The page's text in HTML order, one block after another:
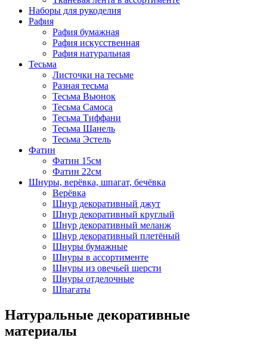
Наборы для рукоделия
Рафия
Рафия бумажная
Рафия искусственная
Рафия натуральная
Тесьма
Листочки на тесьме
Разная тесьма
Тесьма Вьюнок
Тесьма Самоса
Тесьма Тиффани
Тесьма Шанель
Тесьма Эстель
Фатин
Фатин 15см
Фатин 22см
Шнуры, верёвка, шпагат, бечёвка
Верёвка
Шнур декоративный джут
Шнур декоративный круглый
Шнур декоративный меланж
Шнур декоративный плетёный
Шнуры бумажные
Шнуры в ассортименте
Шнуры из овечьей шерсти
Шнуры отделочные
Шпагаты
Натуральные декоративные
материалы